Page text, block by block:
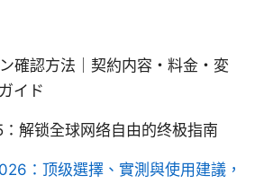
確認方法｜契約内容・料金・変
イド
解锁全球网络自由的终极指南
：顶级選擇、實測與使用建議，